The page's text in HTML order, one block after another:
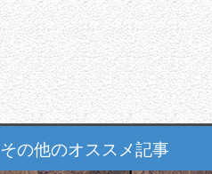
その他のオススメ記事